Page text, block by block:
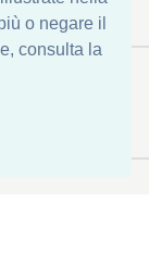
o negare il
consulta la